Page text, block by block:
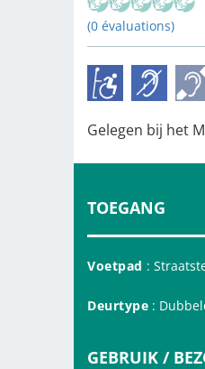
(0 évaluations)
Gelegen bij het
TOEGANG
Voetpad :
Deurtype :
GEBRUIK /
Alle